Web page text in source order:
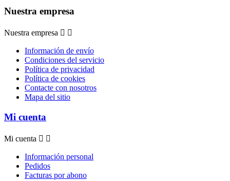
Nuestra empresa
Nuestra empresa  
Información de envío
Condiciones del servicio
Política de privacidad
Política de cookies
Contacte con nosotros
Mapa del sitio
Mi cuenta
Mi cuenta  
Información personal
Pedidos
Facturas por abono